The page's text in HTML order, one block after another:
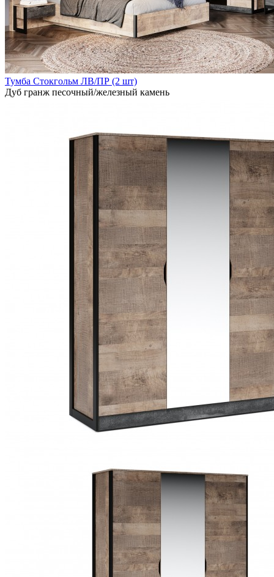
Тумба Стокгольм ЛВ/ПР (2 шт)
Дуб гранж песочный/железный камень